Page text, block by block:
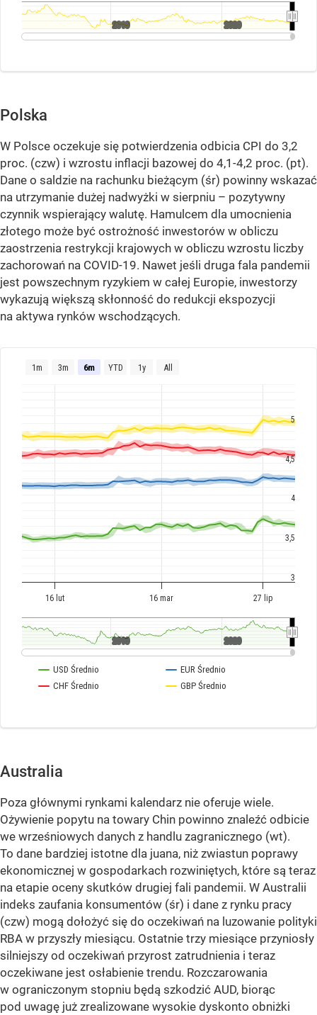
Polska
W Polsce oczekuje się potwierdzenia odbicia CPI do 3,2
proc. (czw) i wzrostu inflacji bazowej do 4,1-4,2 proc. (pt).
Dane o saldzie na rachunku bieżącym (śr) powinny wskazać
na utrzymanie dużej nadwyżki w sierpniu – pozytywny
czynnik wspierający walutę. Hamulcem dla umocnienia
złotego może być ostrożność inwestorów w obliczu
zaostrzenia restrykcji krajowych w obliczu wzrostu liczby
zachorowań na COVID-19. Nawet jeśli druga fala pandemii
jest powszechnym ryzykiem w całej Europie, inwestorzy
wykazują większą skłonność do redukcji ekspozycji
na aktywa rynków wschodzących.
Australia
Poza głównymi rynkami kalendarz nie oferuje wiele.
Ożywienie popytu na towary Chin powinno znaleźć odbicie
we wrześniowych danych z handlu zagranicznego (wt).
To dane bardziej istotne dla juana, niż zwiastun poprawy
ekonomicznej w gospodarkach rozwiniętych, które są teraz
na etapie oceny skutków drugiej fali pandemii. W Australii
indeks zaufania konsumentów (śr) i dane z rynku pracy
(czw) mogą dołożyć się do oczekiwań na luzowanie polityki
RBA w przyszły miesiącu. Ostatnie trzy miesiące przyniosły
silniejszy od oczekiwań przyrost zatrudnienia i teraz
oczekiwane jest osłabienie trendu. Rozczarowania
w ograniczonym stopniu będą szkodzić AUD, biorąc
pod uwagę już zrealizowane wysokie dyskonto obniżki